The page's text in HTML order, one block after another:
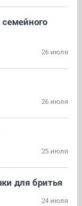
26 июля
26 июля
25 июля
для бритья
24 июля